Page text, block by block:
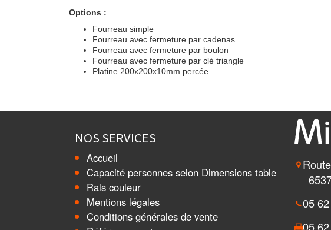
Options :
Fourreau simple
Fourreau avec fermeture par cadenas
Fourreau avec fermeture par boulon
Fourreau avec fermeture par clé triangle
Platine 200x200x10mm percée
05
05
NOS SERVICES
Accueil
Capacité personnes selon Dimensions table
Rals couleur
Mentions légales
Conditions générales de vente